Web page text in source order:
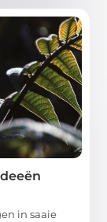
in saaie